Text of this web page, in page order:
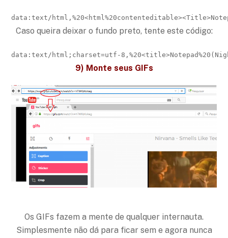
data:text/
Caso queira deixar o fundo preto, tente este código:
data:text/html;charset=utf-
9) Monte seus GIFs
Os GIFs fazem a mente de qualquer internauta.
Simplesmente não dá para ficar sem e agora nunca